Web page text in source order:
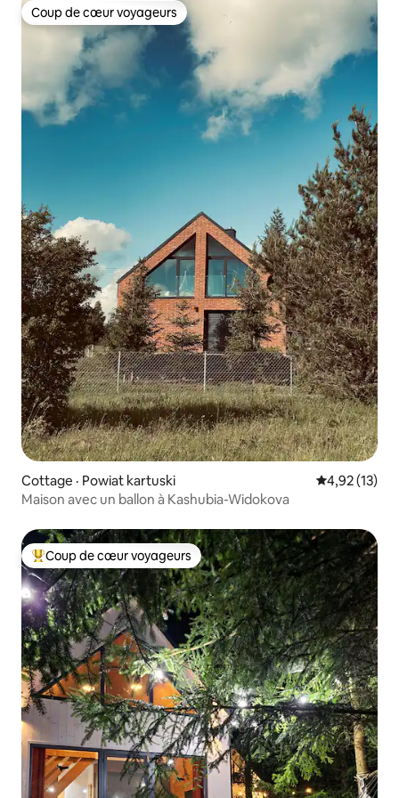
Coup de cœur voyageurs
Coup de cœur voyageurs
Cottage · Powiat kartuski Note
4,92 (13)
Maison avec un ballon à Kashubia-Widokova
Coup de cœur voyageurs parmi les plus aimés
Coup de cœur voyageurs